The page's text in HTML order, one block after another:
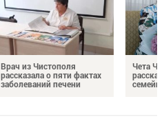
Врач из Чистополя
рассказала о пяти фактах
заболеваний печени
Чета